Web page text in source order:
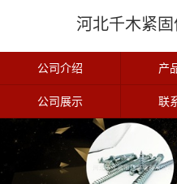
河北千木紧固
公司介绍 产
公司展示 联